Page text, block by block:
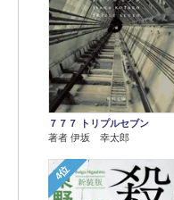
７７７ トリプルセブン
著者 伊坂 幸太郎
4位